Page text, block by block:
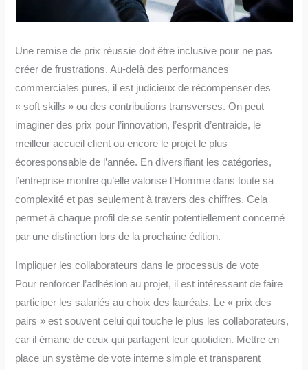
Une remise de prix réussie doit être inclusive pour ne pas
créer de frustrations. Au-delà des performances
commerciales pures, il est judicieux de récompenser des
« soft skills » ou des contributions transverses. On peut
imaginer des prix pour l’innovation, l’esprit d’entraide, le
meilleur accueil client ou encore le projet le plus
écoresponsable de l’année. En diversifiant les catégories,
l’entreprise montre qu’elle valorise l’Homme dans toute sa
complexité et pas seulement à travers des chiffres. Cela
permet à chaque profil de se sentir potentiellement concerné
par une distinction lors de la prochaine édition.
Impliquer les collaborateurs dans le processus de vote
Pour renforcer l’adhésion au projet, il est intéressant de faire
participer les salariés au choix des lauréats. Le « prix des
pairs » est souvent celui qui touche le plus les collaborateurs,
car il émane de ceux qui partagent leur quotidien. Mettre en
place un système de vote interne simple et transparent